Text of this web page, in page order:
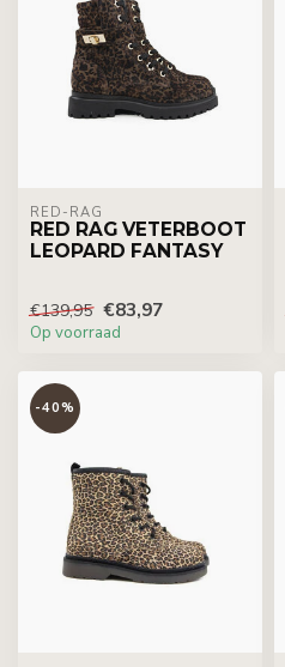
RED-RAG
RED RAG VETERBOOT
LEOPARD FANTASY
€139,95 €83,97
Op voorraad
-40%